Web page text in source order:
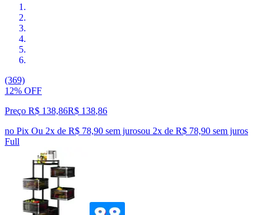
(369)
12% OFF
Preço R$ 138,86R$ 138,86
no Pix Ou 2x de R$ 78,90 sem jurosou 2x de R$ 78,90 sem juros
Full